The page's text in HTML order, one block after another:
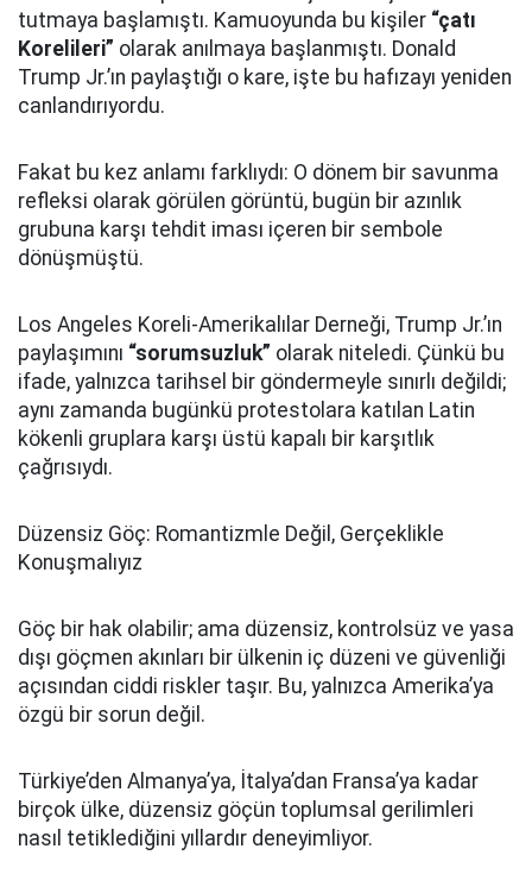
tutmaya başlamıştı. Kamuoyunda bu kişiler “çatı
Korelileri” olarak anılmaya başlanmıştı. Donald
Trump Jr.’ın paylaştığı o kare, işte bu hafızayı yeniden
canlandırıyordu.
Fakat bu kez anlamı farklıydı: O dönem bir savunma
refleksi olarak görülen görüntü, bugün bir azınlık
grubuna karşı tehdit iması içeren bir sembole
dönüşmüştü.
Los Angeles Koreli-Amerikalılar Derneği, Trump Jr.’ın
paylaşımını “sorumsuzluk” olarak niteledi. Çünkü bu
ifade, yalnızca tarihsel bir göndermeyle sınırlı değildi;
aynı zamanda bugünkü protestolara katılan Latin
kökenli gruplara karşı üstü kapalı bir karşıtlık
çağrısıydı.
Düzensiz Göç: Romantizmle Değil, Gerçeklikle
Konuşmalıyız
Göç bir hak olabilir; ama düzensiz, kontrolsüz ve yasa
dışı göçmen akınları bir ülkenin iç düzeni ve güvenliği
açısından ciddi riskler taşır. Bu, yalnızca Amerika’ya
özgü bir sorun değil.
Türkiye’den Almanya’ya, İtalya’dan Fransa’ya kadar
birçok ülke, düzensiz göçün toplumsal gerilimleri
nasıl tetiklediğini yıllardır deneyimliyor.